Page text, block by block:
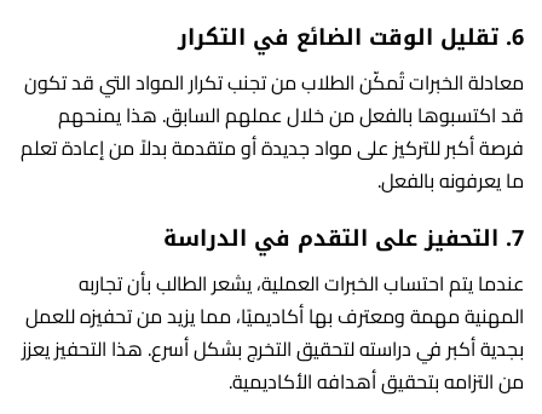
6. تقليل الوقت الضائع في التكرار
معادلة الخبرات تُمكّن الطلاب من تجنب تكرار المواد التي قد تكون
قد اكتسبوها بالفعل من خلال عملهم السابق. هذا يمنحهم
فرصة أكبر للتركيز على مواد جديدة أو متقدمة بدلاً من إعادة تعلم
ما يعرفونه بالفعل.
7. التحفيز على التقدم في الدراسة
عندما يتم احتساب الخبرات العملية، يشعر الطالب بأن تجاربه
المهنية مهمة ومعترف بها أكاديميًا، مما يزيد من تحفيزه للعمل
بجدية أكبر في دراسته لتحقيق التخرج بشكل أسرع. هذا التحفيز يعزز
من التزامه بتحقيق أهدافه الأكاديمية.